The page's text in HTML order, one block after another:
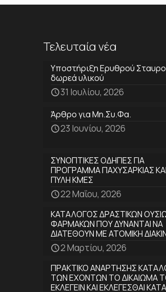
Τελευταία νέα
Υποστήριξη Ερυθρού
δωρεά υλικού
31 Ιουλίου, 2026
Άρθρο για Μη.Συ.Φα.
23 Ιουνίου, 2026
ΣΥΝΟΠΤΙΚΕΣ ΟΔΗΓΙΕΣ ΓΙΑ
ΠΡΟΓΡΑΜΜΑ ΠΑΧΥΣΑΡΚΙΑΣ
ΠΥΛΗ ΚΜΕΣ
22 Μαΐου, 2026
ΚΑΤΑΛΟΓΟΣ ΔΡΑΣΤΙΚΩΝ
ΦΑΡΜΑΚΩΝ ΠΟΥ ΔΥΝΑΝΤΑΙ ΝΑ
ΔΙΑΤΕΘΟΥΝ ΜΕ ΑΤΟΜΙΚΗ
2 Μαρτίου, 2026
ΠΡΑΚΤΙΚΟ ΑΝΑΡΤΗΣΗΣ
ΤΩΝ ΕΧΟΝΤΩΝ ΤΟ ΔΙΚΑΙΩΜΑ
ΕΚΛΕΓΕΙΝ ΚΑΙ ΕΚΛΕΓΕΣΘΑΙ